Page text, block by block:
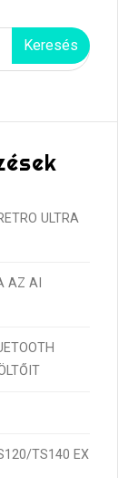
ULTRA
AZ AI
TS140 EX